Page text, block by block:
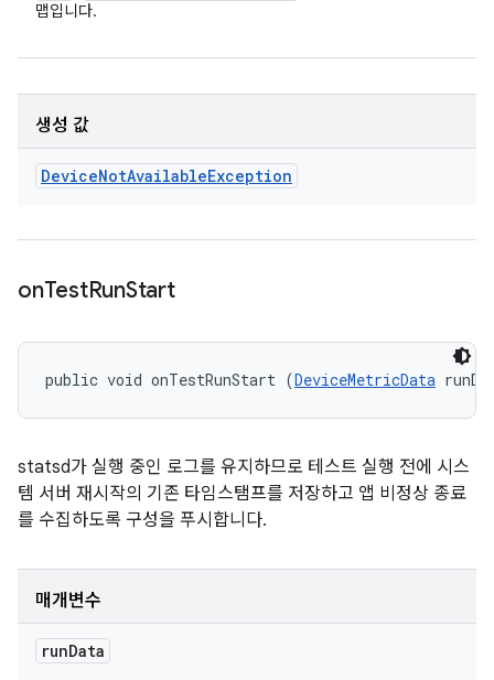
맵입니다.
생성 값
DeviceNotAvailableException
onTestRunStart
public void onTestRunStart (DeviceMetricData
statsd가 실행 중인 로그를 유지하므로 테스트 실행 전에 시스
템 서버 재시작의 기존 타임스탬프를 저장하고 앱 비정상 종료
를 수집하도록 구성을 푸시합니다.
매개변수
runData